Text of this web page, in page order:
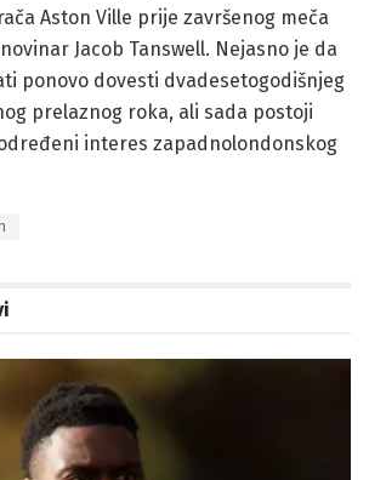
Aston Ville prije završenog meča
Jacob Tanswell. Nejasno je da
ponovo dovesti dvadesetogodišnjeg
prelaznog roka, ali sada postoji
interes zapadnolondonskog